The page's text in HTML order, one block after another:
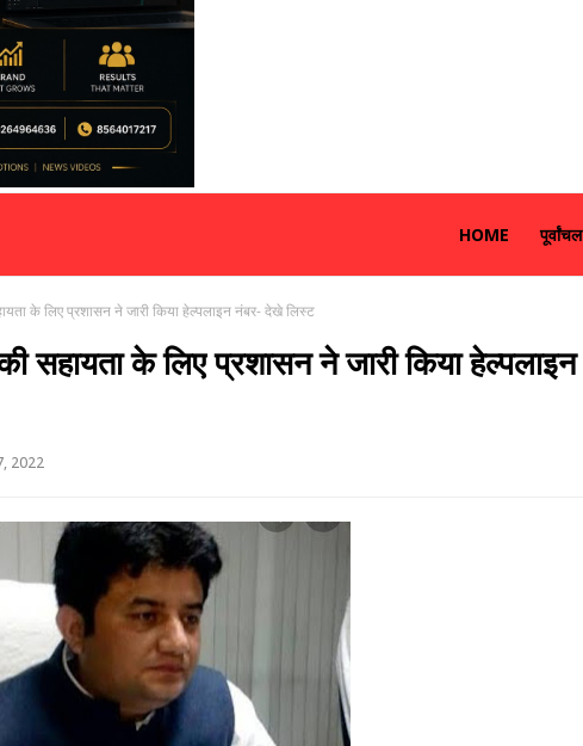
HOME पूर्वांचल
के लिए प्रशासन ने जारी किया हेल्पलाइन नंबर- देखे लिस्ट
सहायता के लिए प्रशासन ने जारी किया हेल्पलाइन
2022